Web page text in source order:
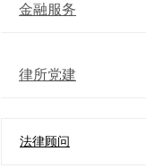
金融服务
律所党建
法律顾问